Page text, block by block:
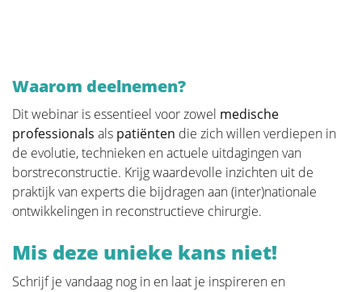
behandeling ervaren en geven we informatie om
deze aan te pakken.
Kleding en lingerie
Voeding en beweging
Waarom deelnemen?
Dit webinar is essentieel voor zowel medische
professionals als patiënten die zich willen verdiepen in
de evolutie, technieken en actuele uitdagingen van
borstreconstructie. Krijg waardevolle inzichten uit de
praktijk van experts die bijdragen aan (inter)nationale
ontwikkelingen in reconstructieve chirurgie.
Mis deze unieke kans niet!
Schrijf je vandaag nog in en laat je inspireren en